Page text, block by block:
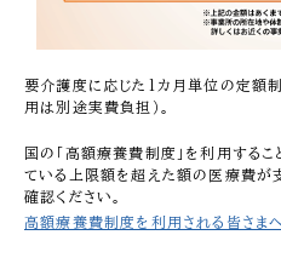
要介護度に応じた1カ月単位の定額
用は別途実費負担）。
国の「高額療養費制度」を利用する
ている上限額を超えた額の医療費が
確認ください。
高額療養費制度を利用される皆さま